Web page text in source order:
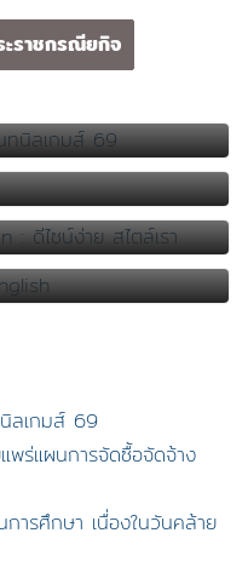
ะราชกรณียกิจ
: ดีไซน์ง่าย สไตล์เรา
ลเกมส์ 69
แพร่แผนการจัดซื้อจัดจ้าง
ารศึกษา เนื่องในวันคล้าย